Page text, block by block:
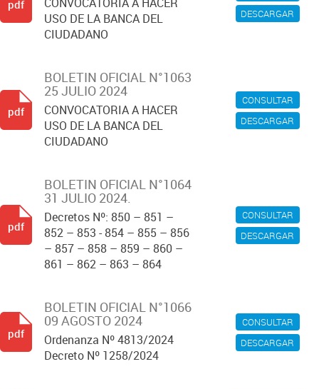
DESCARGAR
USO DE LA BANCA DEL
CIUDADANO
pdf
CONSULTAR
DESCARGAR
BOLETIN OFICIAL N°1063
25 JULIO 2024
CONVOCATORIA A HACER
USO DE LA BANCA DEL
CIUDADANO
pdf
CONSULTAR
DESCARGAR
BOLETIN OFICIAL N°1064
31 JULIO 2024.
Decretos Nº: 850 – 851 –
852 – 853 - 854 – 855 – 856
– 857 – 858 – 859 – 860 –
861 – 862 – 863 – 864
pdf
CONSULTAR
DESCARGAR
BOLETIN OFICIAL N°1066
09 AGOSTO 2024
Ordenanza Nº 4813/2024
Decreto Nº 1258/2024
pdf